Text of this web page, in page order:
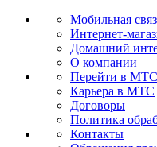
Мобильная
Интернет-
Домашний
О компании
Перейти в МТС
Карьера в МТС
Договоры
Политика
Контакты